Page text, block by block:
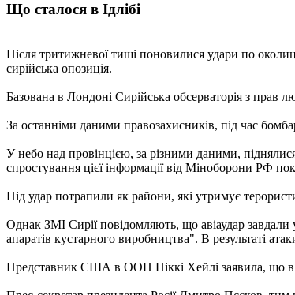
Що сталося в Ідлібі
Після тритижневої тиші поновилися удари по
сирійська опозиція.
Базована в Лондоні Сирійська обсерваторія з прав
За останніми даними правозахисників, під час
У небо над провінцією, за різними даними,
спростування цієї інформації від Міноборони РФ
Під удар потрапили як райони, які утримує
Однак ЗМІ Сирії повідомляють, що авіаудар завдали
апаратів кустарного виробництва". В результаті
Представник США в ООН Ніккі Хейлі заявила, що в